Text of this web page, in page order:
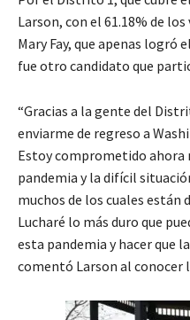
Larson, con el 61.18% de
Mary Fay, que apenas logró
fue otro candidato que
“Gracias a la gente del
enviarme de regreso a
Estoy comprometido ahora
pandemia y la difícil
muchos de los cuales están
Lucharé lo más duro que
esta pandemia y hacer que
comentó Larson al conocer